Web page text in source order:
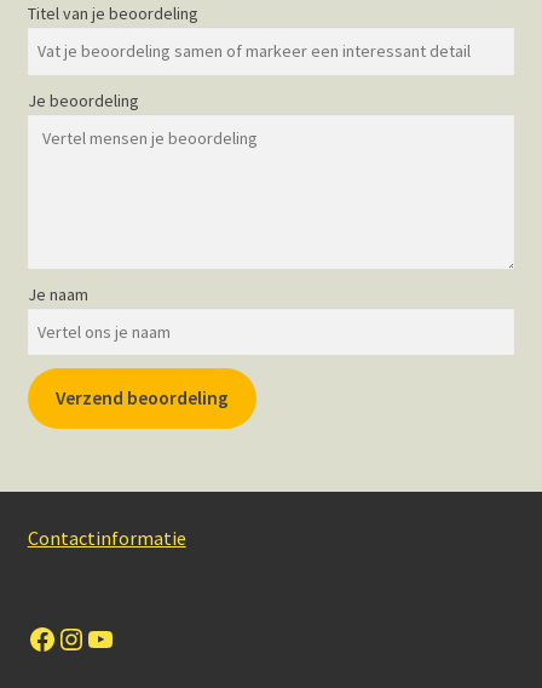
Titel van je beoordeling
Je beoordeling
Je naam
Verzend beoordeling
Contactinformatie
Facebook
Instagram
YouTube